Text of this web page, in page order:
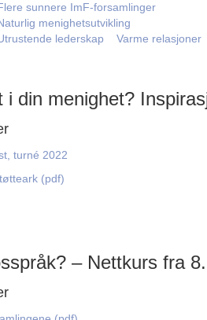
sunnere ImF-forsamlinger
menighetsutvikling
lederskap Varme relasjoner
i din menighet?
turné 2022
(pdf)
– Nettkurs fra